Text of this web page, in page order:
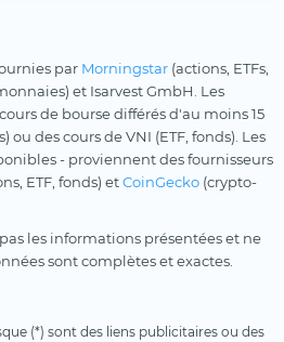
par Morningstar (actions, ETFs,
et Isarvest GmbH. Les
de bourse différés d'au moins 15
ou des cours de VNI (ETF, fonds). Les
- proviennent des fournisseurs
ETF, fonds) etCoinGecko (crypto-
les informations présentées et ne
sont complètes et exactes.
(*) sont des liens publicitaires ou des